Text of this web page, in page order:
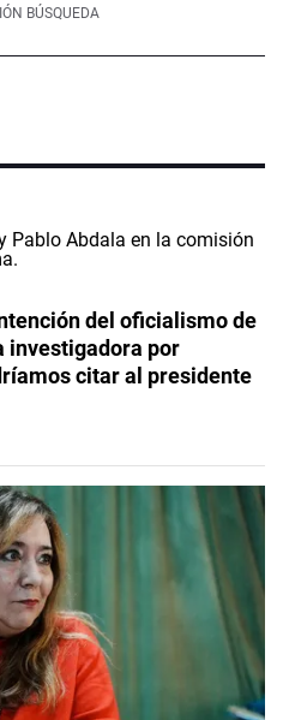
BÚSQUEDA
del oficialismo de
investigadora por
citar al presidente